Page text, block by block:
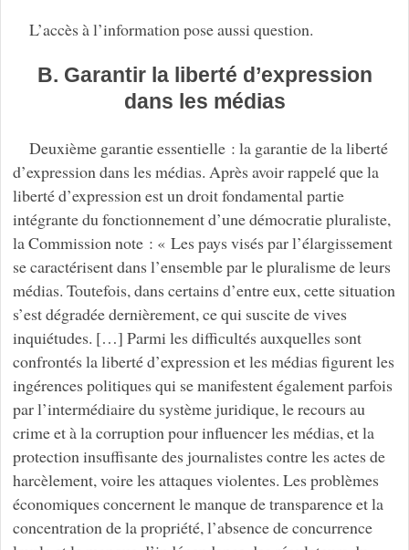
L’accès à l’information pose aussi question.
B. Garantir la liberté d’expression
dans les médias
Deuxième garantie essentielle : la garantie de la liberté
d’expression dans les médias. Après avoir rappelé que la
liberté d’expression est un droit fondamental partie
intégrante du fonctionnement d’une démocratie pluraliste,
la Commission note : « Les pays visés par l’élargissement
se caractérisent dans l’ensemble par le pluralisme de leurs
médias. Toutefois, dans certains d’entre eux, cette situation
s’est dégradée dernièrement, ce qui suscite de vives
inquiétudes. […] Parmi les difficultés auxquelles sont
confrontés la liberté d’expression et les médias figurent les
ingérences politiques qui se manifestent également parfois
par l’intermédiaire du système juridique, le recours au
crime et à la corruption pour influencer les médias, et la
protection insuffisante des journalistes contre les actes de
harcèlement, voire les attaques violentes. Les problèmes
économiques concernent le manque de transparence et la
concentration de la propriété, l’absence de concurrence